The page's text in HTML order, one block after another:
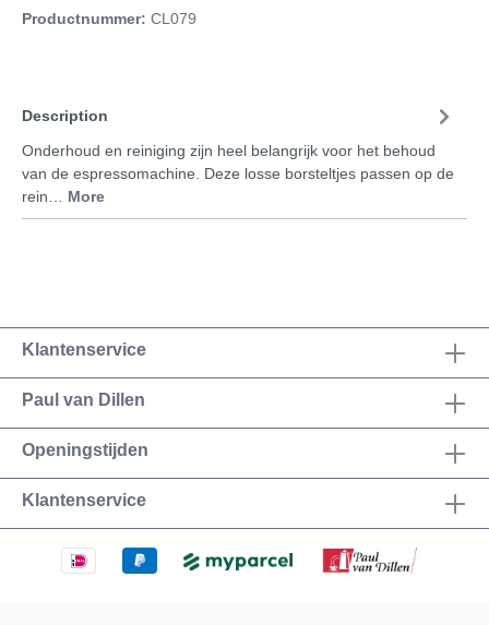
Productnummer: CL079
Description
Onderhoud en reiniging zijn heel belangrijk voor het behoud
van de espressomachine. Deze losse borsteltjes passen op de
rein… More
Klantenservice
Paul van Dillen
Openingstijden
Klantenservice